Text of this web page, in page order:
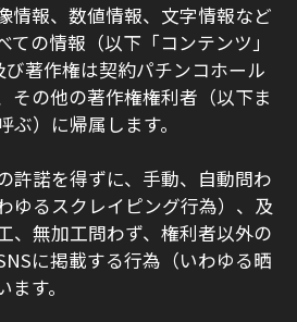
情報、数値情報、文字情報など
ての情報（以下「コンテンツ」
著作権は契約パチンコホール
その他の著作権権利者（以下ま
ぶ）に帰属します。
許諾を得ずに、手動、自動問わ
ゆるスクレイピング行為）、及
、無加工問わず、権利者以外の
に掲載する行為（いわゆる晒
す。